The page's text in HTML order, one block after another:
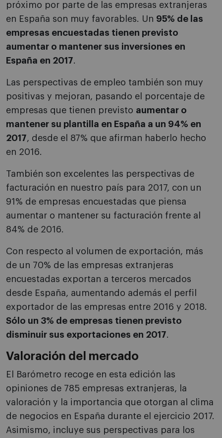
próximo por parte de las empresas extranjeras
en España son muy favorables. Un 95% de las
empresas encuestadas tienen previsto
aumentar o mantener sus inversiones en
España en 2017.
Las perspectivas de empleo también son muy
positivas y mejoran, pasando el porcentaje de
empresas que tienen previsto aumentar o
mantener su plantilla en España a un 94% en
2017, desde el 87% que afirman haberlo hecho
en 2016.
También son excelentes las perspectivas de
facturación en nuestro país para 2017, con un
91% de empresas encuestadas que piensa
aumentar o mantener su facturación frente al
84% de 2016.
Con respecto al volumen de exportación, más
de un 70% de las empresas extranjeras
encuestadas exportan a terceros mercados
desde España, aumentando además el perfil
exportador de las empresas entre 2016 y 2018.
Sólo un 3% de empresas tienen previsto
disminuir sus exportaciones en 2017.
Valoración del mercado
El Barómetro recoge en esta edición las
opiniones de 785 empresas extranjeras, la
valoración y la importancia que otorgan al clima
de negocios en España durante el ejercicio 2017.
Asimismo, incluye sus perspectivas para los